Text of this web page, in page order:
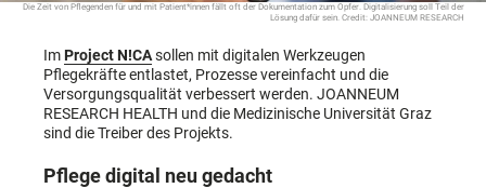
Die Zeit von Pflegenden für und mit Patient*innen fällt oft der Dokumentation zum Opfer. Digitalisierung soll Teil der
Lösung dafür sein. Credit: JOANNEUM RESEARCH
ImProject N!CAsollen mit digitalen Werkzeugen
Pflegekräfte entlastet, Prozesse vereinfacht und die
Versorgungsqualität verbessert werden. JOANNEUM
RESEARCH HEALTH und die Medizinische Universität Graz
sind die Treiber des Projekts.
Pflege digital neu gedacht